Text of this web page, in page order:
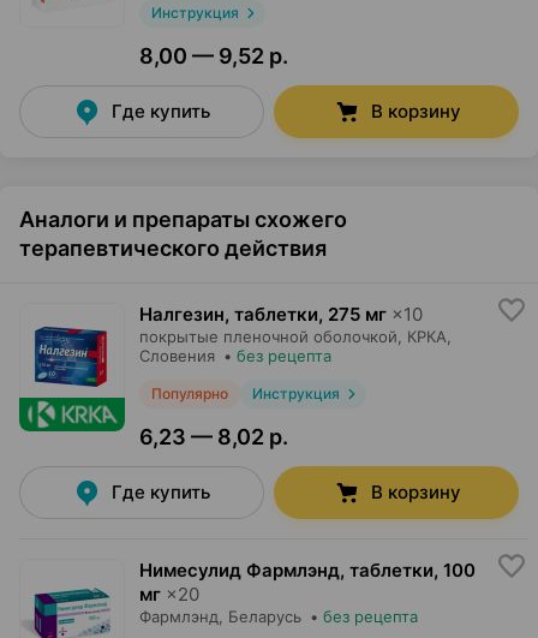
Инструкция
8,00 — 9,52 р.
Где купить В корзину
Аналоги и препараты схожего
терапевтического действия
Налгезин, таблетки, 275 мг ×10
покрытые пленочной оболочкой, КРКА
Словения • без рецепта
Популярно Инструкция
6,23 — 8,02 р.
Где купить В корзину
Нимесулид Фармлэнд, таблетки, 100
мг ×20
Фармлэнд , Беларусь • без рецепта